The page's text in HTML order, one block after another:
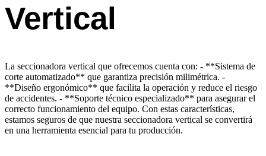
Vertical
La seccionadora vertical que ofrecemos cuenta con: - **Sistema de
corte automatizado** que garantiza precisión milimétrica. -
**Diseño ergonómico** que facilita la operación y reduce el riesgo
de accidentes. - **Soporte técnico especializado** para asegurar el
correcto funcionamiento del equipo. Con estas características,
estamos seguros de que nuestra seccionadora vertical se convertirá
en una herramienta esencial para tu producción.